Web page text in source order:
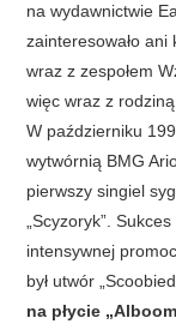
na wydawnictwie
zainteresowało ani
wraz z zespołem
więc wraz z
W październiku
wytwórnią BMG
pierwszy singiel
„Scyzoryk”.
intensywnej
był utwór
na płycie